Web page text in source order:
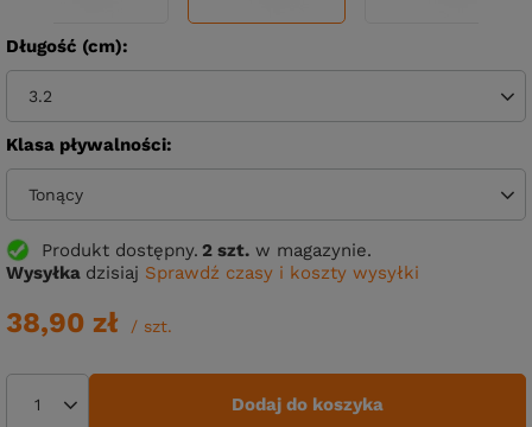
Długość (cm)
3.2
Klasa pływalności
Tonący
Produkt dostępny 2 szt. w magazynie.
Wysyłka dzisiaj Sprawdź czasy i koszty wysyłki
38,90 zł / szt.
Dodaj do koszyka